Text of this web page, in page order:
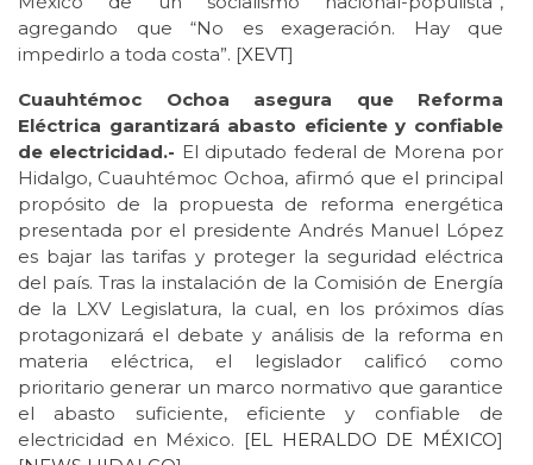
agregando que “No es exageración. Hay que
impedirlo a toda costa”. [XEVT]
Cuauhtémoc Ochoa asegura que Reforma
Eléctrica garantizará abasto eficiente y confiable
de electricidad.- El diputado federal de Morena por
Hidalgo, Cuauhtémoc Ochoa, afirmó que el principal
propósito de la propuesta de reforma energética
presentada por el presidente Andrés Manuel López
es bajar las tarifas y proteger la seguridad eléctrica
del país. Tras la instalación de la Comisión de Energía
de la LXV Legislatura, la cual, en los próximos días
protagonizará el debate y análisis de la reforma en
materia eléctrica, el legislador calificó como
prioritario generar un marco normativo que garantice
el abasto suficiente, eficiente y confiable de
electricidad en México. [EL HERALDO DE MÉXICO]